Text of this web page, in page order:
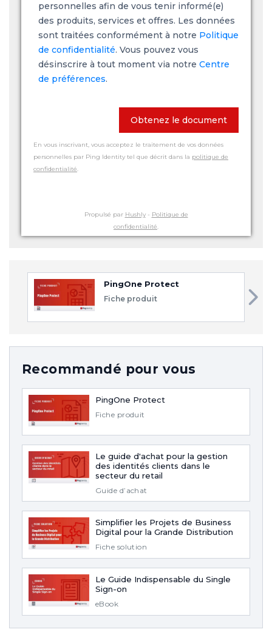
personnelles afin de vous tenir informé(e)
des produits, services et offres. Les données
sont traitées conformément à notre Politique
de confidentialité. Vous pouvez vous
désinscrire à tout moment via notre Centre
de préférences.
Obtenez le document
En vous inscrivant, vous acceptez le traitement de vos données
personnelles par Ping Identity tel que décrit dans la politique de
confidentialité.
Propulsé par Hushly- Politique de
confidentialité.
PingOne Protect
Fiche produit
Recommandé pour vous
PingOne Protect
Fiche produit
Le guide d'achat pour la gestion
des identités clients dans le
secteur du retail
Guide d’achat
Simplifier les Projets de Business
Digital pour la Grande Distribution
Fiche solution
Le Guide Indispensable du Single
Sign-on
eBook